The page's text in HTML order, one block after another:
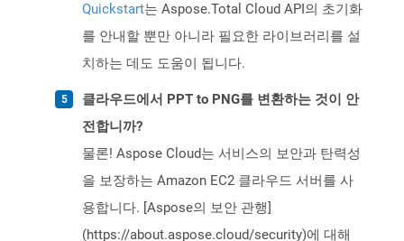
Quickstart는 Aspose.Total Cloud API의 초기화
를 안내할 뿐만 아니라 필요한 라이브러리를 설
치하는 데도 도움이 됩니다.
클라우드에서 PPT to PNG를 변환하는 것이 안
전합니까?
물론! Aspose Cloud는 서비스의 보안과 탄력성
을 보장하는 Amazon EC2 클라우드 서버를 사
용합니다. [Aspose의 보안 관행]
(https://about.aspose.cloud/security)에 대해